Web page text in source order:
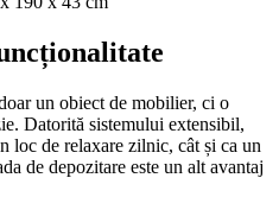
un obiect de mobilier, ci o
Datorită sistemului extensibil,
loc de relaxare zilnic, cât și ca un
de depozitare este un alt avantaj